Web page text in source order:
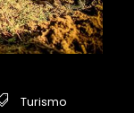
Turismo